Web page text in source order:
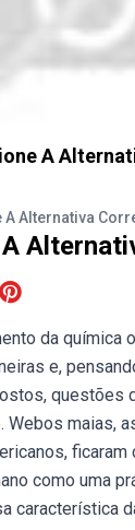
A
A Alternativa
da química
e,
questões
Webos maias,
como uma
característica